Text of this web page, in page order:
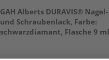
GAH Alberts DURAVIS® Nagel-
und Schraubenlack, Farbe:
schwarzdiamant, Flasche 9 ml